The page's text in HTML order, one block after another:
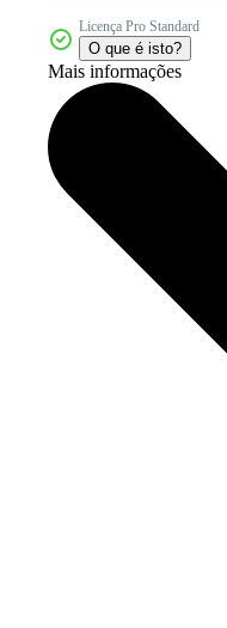
Licença Pro Standard
O que é isto?
Mais informações